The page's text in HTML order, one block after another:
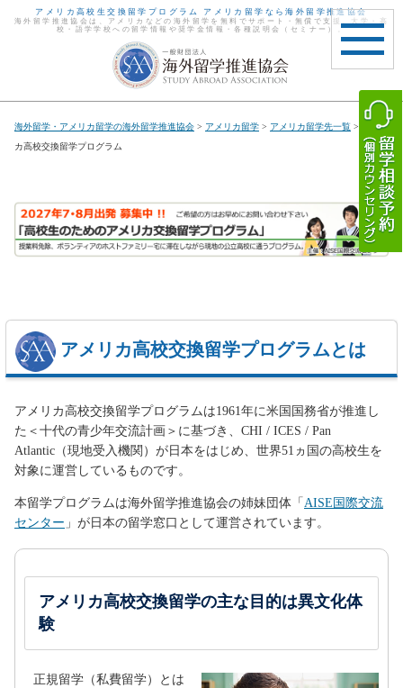
toggle
アメリカ高校生交換留学プログラム アメリカ留学なら海外留学推進協会
海外留学推進協会は、アメリカなどの海外留学を無料でサポート・無償で支援。大学・高
校・語学学校への留学情報や奨学金情報・各種説明会（セミナー）。
海外留学・アメリカ留学の海外留学推進協会 > アメリカ留学 > アメリカ留学先一覧 > アメリ
カ高校交換留学プログラム
アメリカ高校交換留学プログラムとは
アメリカ高校交換留学プログラムは1961年に米国国務省が推進し
た＜十代の青少年交流計画＞に基づき、CHI / ICES / Pan
Atlantic（現地受入機関）が日本をはじめ、世界51ヵ国の高校生を
対象に運営しているものです。
本留学プログラムは海外留学推進協会の姉妹団体「 AISE国際交流
センター 」が日本の留学窓口として運営されています。
アメリカ高校交換留学の主な目的は異文化体
験
正規留学（私費留学）とは